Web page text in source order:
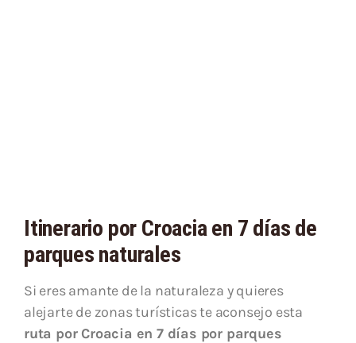
Itinerario por Croacia en 7 días de
parques naturales
Si eres amante de la naturaleza y quieres
alejarte de zonas turísticas te aconsejo esta
ruta por Croacia en 7 días por parques